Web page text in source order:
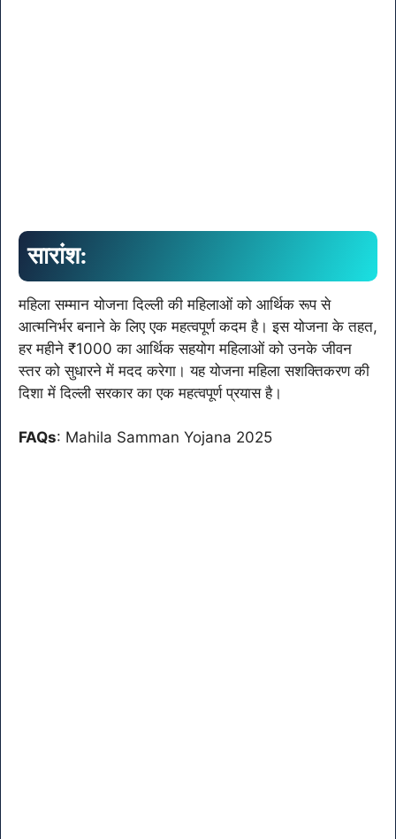
सारांश:
महिला सम्मान योजना दिल्ली की महिलाओं को आर्थिक रूप से
आत्मनिर्भर बनाने के लिए एक महत्वपूर्ण कदम है। इस योजना के तहत,
हर महीने ₹1000 का आर्थिक सहयोग महिलाओं को उनके जीवन
स्तर को सुधारने में मदद करेगा। यह योजना महिला सशक्तिकरण की
दिशा में दिल्ली सरकार का एक महत्वपूर्ण प्रयास है।
FAQs: Mahila Samman Yojana 2025